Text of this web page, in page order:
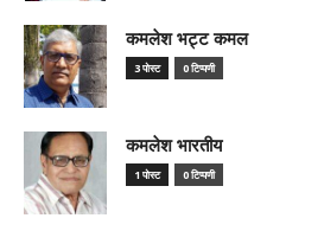
कमलेश भट्ट कमल
3 पोस्ट 0 टिप्पणी
कमलेश भारतीय
1 पोस्ट 0 टिप्पणी